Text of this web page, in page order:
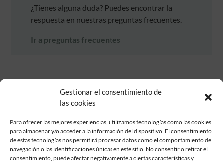
Gestionar el consentimiento de
las cookies
Para ofrecer las mejores experiencias, utilizamos tecnologías como las cookies
para almacenar y/o acceder a la información del dispositivo. El consentimiento
de estas tecnologías nos permitirá procesar datos como el comportamiento de
navegación o las identificaciones únicas en este sitio. No consentir o retirar el
consentimiento, puede afectar negativamente a ciertas características y
¿Tienes alguna duda? Puedes encontrar la
respuesta en nuestras preguntas frecuentes.
Ir a preguntas frecuentes
Fundación Pastor de Estudios Clásicos
Calle Serrano, 107. Madrid, 28006.